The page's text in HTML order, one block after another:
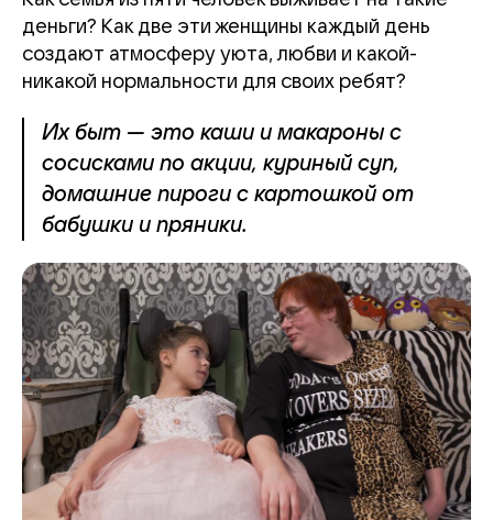
деньги? Как две эти женщины каждый день
создают атмосферу уюта, любви и какой-
никакой нормальности для своих ребят?
Их быт — это каши и макароны с
сосисками по акции, куриный суп,
домашние пироги с картошкой от
бабушки и пряники.